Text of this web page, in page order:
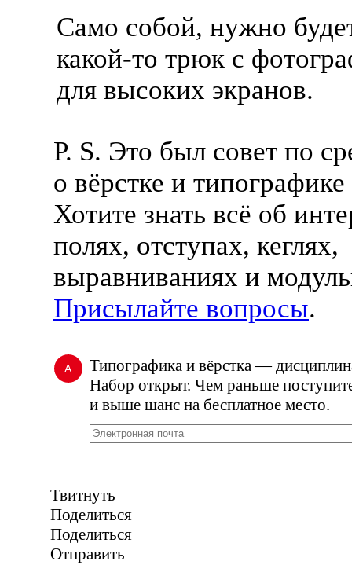
Само собой, нужно
какой-то трюк с
для высоких экранов.
P. S. Это был совет по
о вёрстке и типографике
Хотите знать всё об
полях, отступах, кеглях,
выравниваниях и
Присылайте вопросы.
А
Типографика и вёрстка —
Набор открыт. Чем раньше
и выше шанс на бесплатное место.
Твитнуть
Поделиться
Поделиться
Отправить